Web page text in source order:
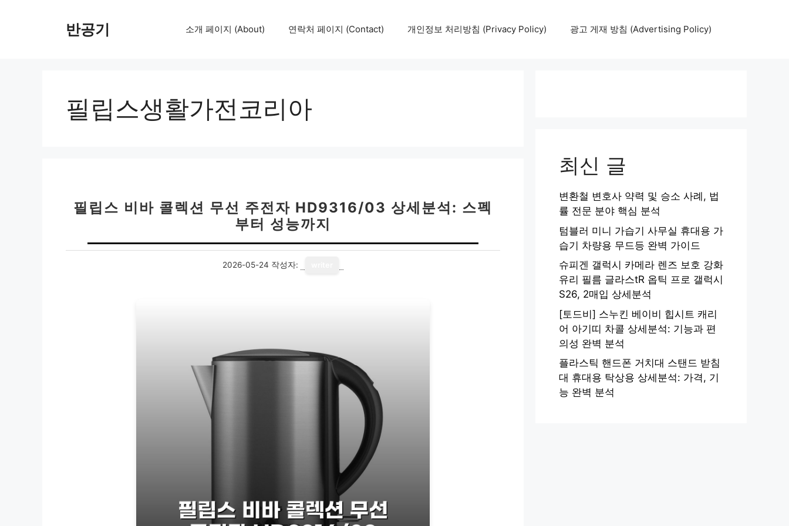
반공기 소개 페이지 (About) 연락처 페이지 (Contact) 개인정보 처리방침 (Privacy Policy) 광고 게재 방침 (Advertising Policy)
필립스생활가전코리아
필립스 비바 콜렉션 무선 주전자 HD9316/03 상세분석: 스펙
부터 성능까지
2026-05-24 작성자:
최신 글
변환철 변호사 약력 및 승소 사례, 법
률 전문 분야 핵심 분석
텀블러 미니 가습기 사무실 휴대용 가
습기 차량용 무드등 완벽 가이드
슈피겐 갤럭시 카메라 렌즈 보호 강화
유리 필름 글라스tR 옵틱 프로 갤럭시
S26, 2매입 상세분석
[토드비] 스누킨 베이비 힙시트 캐리
어 아기띠 차콜 상세분석: 기능과 편
의성 완벽 분석
플라스틱 핸드폰 거치대 스탠드 받침
대 휴대용 탁상용 상세분석: 가격, 기
능 완벽 분석